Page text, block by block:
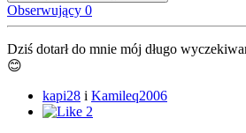
Obserwujący 0
Dziś dotarł do mnie mój długo
😊
kapi28 i Kamileq2006
2